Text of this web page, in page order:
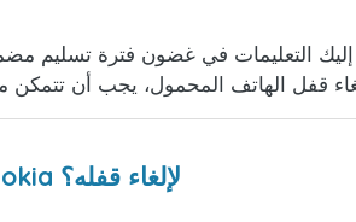
هل أحتاج إلى معرفة طراز هاتفي Nokia لإلغاء قفله؟